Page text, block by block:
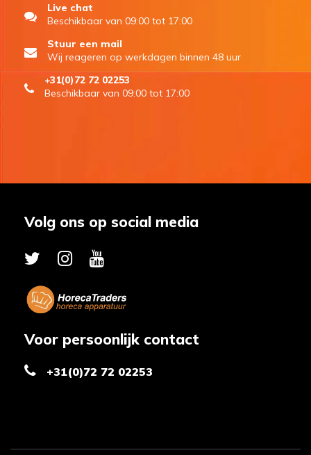
Live chat
Beschikbaar van 09:00 tot 17:00
Stuur een mail
Wij reageren op werkdagen binnen 48 uur
+31(0)72 72 02253
Beschikbaar van 09:00 tot 17:00
Volg ons op social media
Voor persoonlijk contact
+31(0)72 72 02253